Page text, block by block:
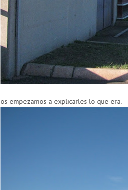
os empezamos a explicarles lo que era.